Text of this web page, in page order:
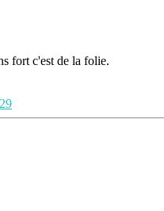
fort c'est de la folie.